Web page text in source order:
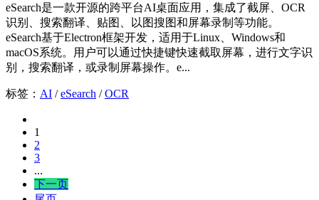
eSearch是一款开源的跨平台AI桌面应用，集成了截屏、OCR
识别、搜索翻译、贴图、以图搜图和屏幕录制等功能。
eSearch基于Electron框架开发，适用于Linux、Windows和
macOS系统。用户可以通过快捷键快速截取屏幕，进行文字识
别，搜索翻译，或录制屏幕操作。e...
标签： AI /eSearch /OCR
1
2
3
...
下一页